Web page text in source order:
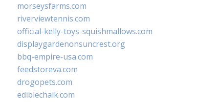
morseysfarms.com
riverviewtennis.com
official-kelly-toys-squishmallows.com
displaygardenonsuncrest.org
bbq-empire-usa.com
feedstoreva.com
drogopets.com
ediblechalk.com